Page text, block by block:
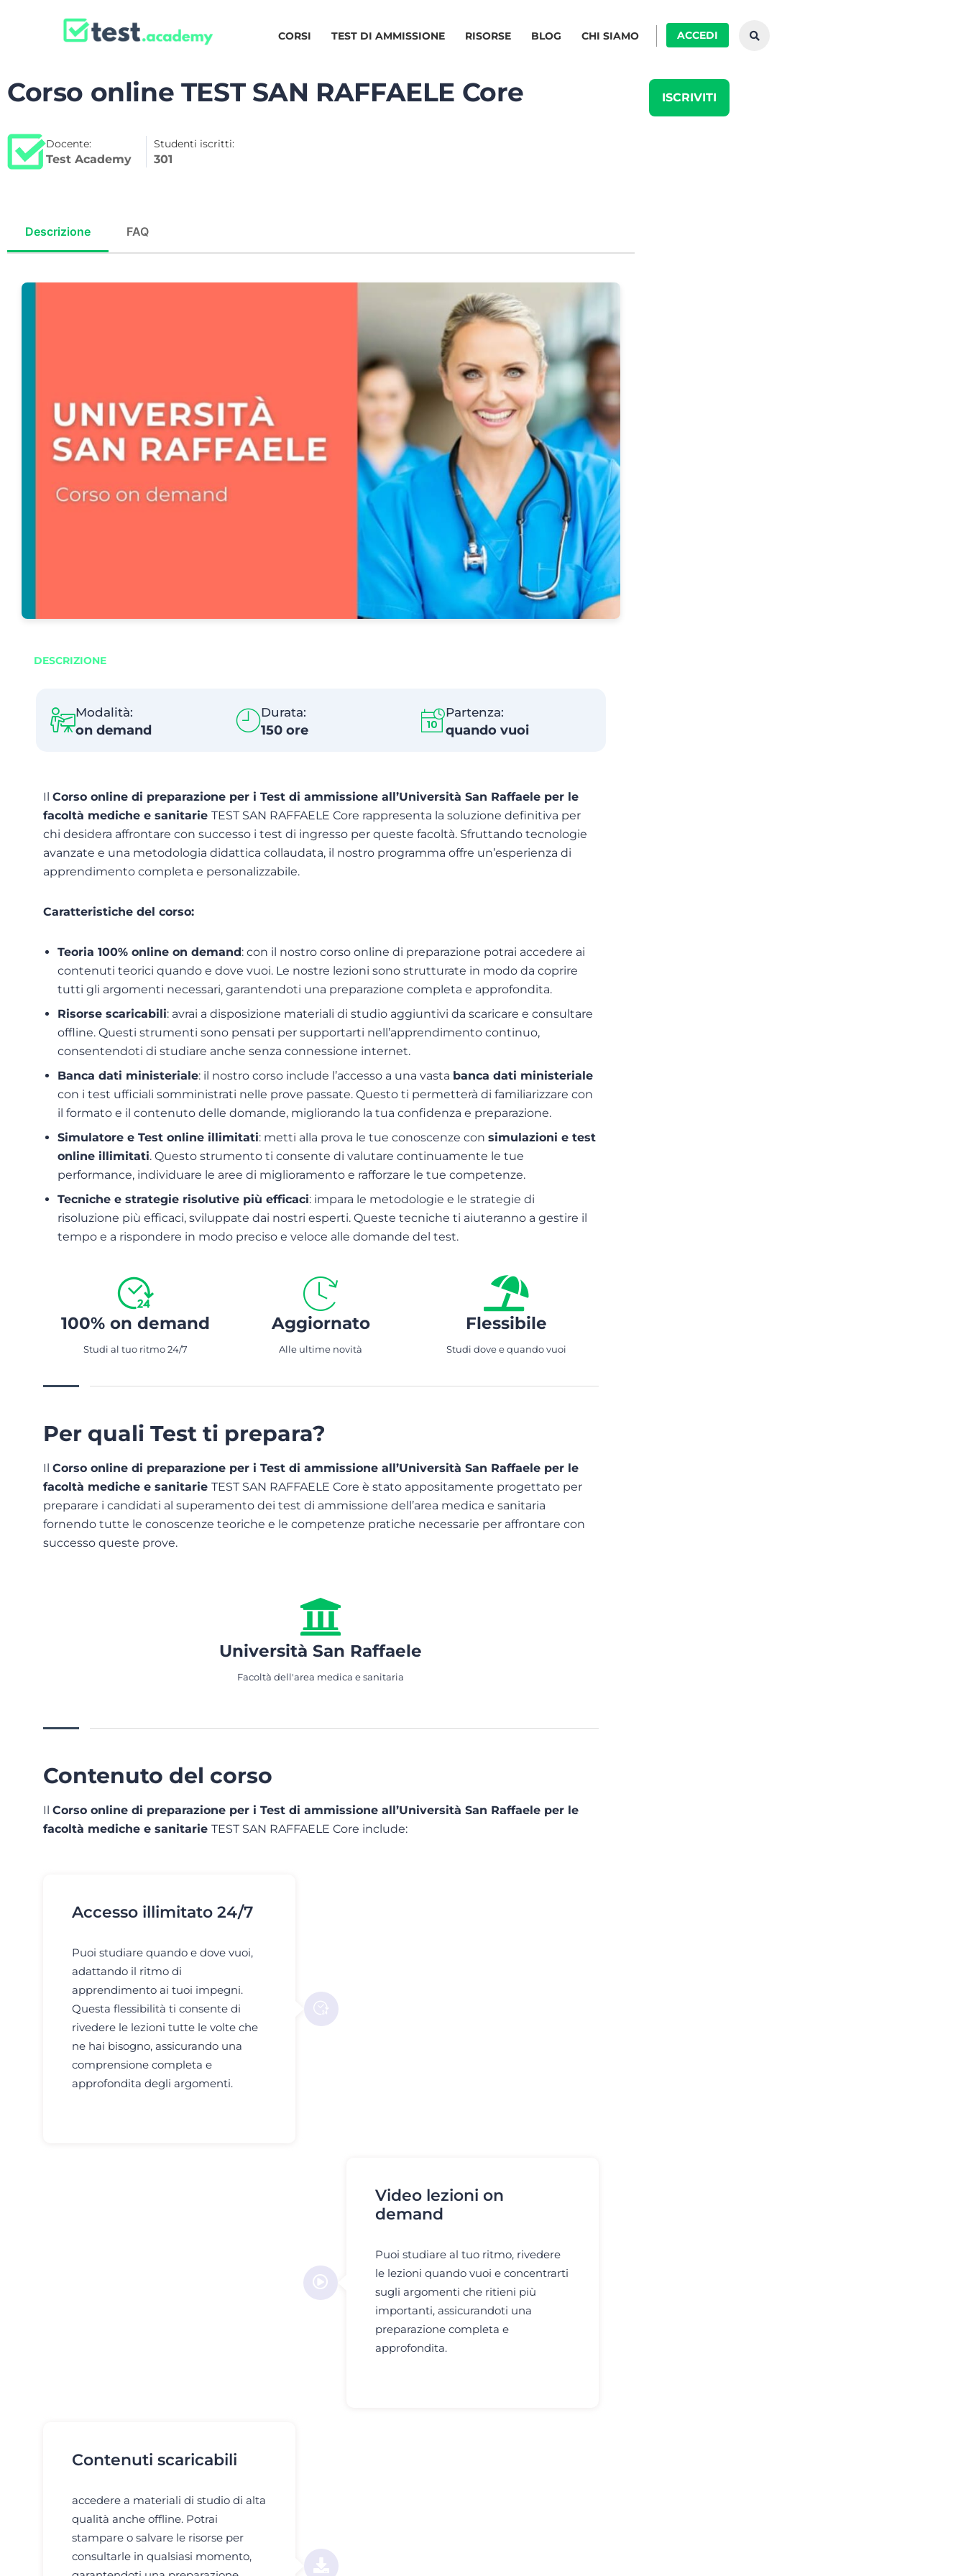
ACCEDI
CORSI TEST DI AMMISSIONE RISORSE BLOG CHI SIAMO
Corso online TEST SAN RAFFAELE Core
Docente:
Test Academy
Studenti iscritti:
301
Descrizione FAQ
DESCRIZIONE
Modalità:
on demand
Durata:
150 ore
Partenza:
quando vuoi
Il Corso online di preparazione per i Test di ammissione all’Università San Raffaele per le
facoltà mediche e sanitarie TEST SAN RAFFAELE Core rappresenta la soluzione definitiva per
chi desidera affrontare con successo i test di ingresso per queste facoltà. Sfruttando tecnologie
avanzate e una metodologia didattica collaudata, il nostro programma offre un’esperienza di
apprendimento completa e personalizzabile.
Caratteristiche del corso:
Teoria 100% online on demand: con il nostro corso online di preparazione potrai accedere ai
contenuti teorici quando e dove vuoi. Le nostre lezioni sono strutturate in modo da coprire
tutti gli argomenti necessari, garantendoti una preparazione completa e approfondita.
Risorse scaricabili: avrai a disposizione materiali di studio aggiuntivi da scaricare e consultare
offline. Questi strumenti sono pensati per supportarti nell’apprendimento continuo,
consentendoti di studiare anche senza connessione internet.
Banca dati ministeriale: il nostro corso include l’accesso a una vasta banca dati ministeriale
con i test ufficiali somministrati nelle prove passate. Questo ti permetterà di familiarizzare con
il formato e il contenuto delle domande, migliorando la tua confidenza e preparazione.
Simulatore e Test online illimitati: metti alla prova le tue conoscenze con simulazioni e test
online illimitati. Questo strumento ti consente di valutare continuamente le tue
performance, individuare le aree di miglioramento e rafforzare le tue competenze.
Tecniche e strategie risolutive più efficaci: impara le metodologie e le strategie di
risoluzione più efficaci, sviluppate dai nostri esperti. Queste tecniche ti aiuteranno a gestire il
tempo e a rispondere in modo preciso e veloce alle domande del test.
100% on demand
Studi al tuo ritmo 24/7
Aggiornato
Alle ultime novità
Flessibile
Studi dove e quando vuoi
Per quali Test ti prepara?
Il Corso online di preparazione per i Test di ammissione all’Università San Raffaele per le
facoltà mediche e sanitarie TEST SAN RAFFAELE Core è stato appositamente progettato per
preparare i candidati al superamento dei test di ammissione dell’area medica e sanitaria
fornendo tutte le conoscenze teoriche e le competenze pratiche necessarie per affrontare con
successo queste prove.
Università San Raffaele
Facoltà dell'area medica e sanitaria
Contenuto del corso
Il Corso online di preparazione per i Test di ammissione all’Università San Raffaele per le
facoltà mediche e sanitarie TEST SAN RAFFAELE Core include:
Accesso illimitato 24/7
Puoi studiare quando e dove vuoi,
adattando il ritmo di
apprendimento ai tuoi impegni.
Questa flessibilità ti consente di
rivedere le lezioni tutte le volte che
ne hai bisogno, assicurando una
comprensione completa e
approfondita degli argomenti.
Video lezioni on
demand
Puoi studiare al tuo ritmo, rivedere
le lezioni quando vuoi e concentrarti
sugli argomenti che ritieni più
importanti, assicurandoti una
preparazione completa e
approfondita.
Contenuti scaricabili
accedere a materiali di studio di alta
qualità anche offline. Potrai
stampare o salvare le risorse per
consultarle in qualsiasi momento,
ISCRIVITI